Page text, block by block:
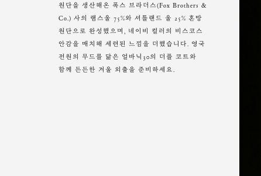
원단을 생산해온 폭스 브라더스(Fox Brothers &
Co.) 사의 램스울 75%와 셔틀랜드 울 25% 혼방
원단으로 완성했으며, 네이비 컬러의 비스코스
안감을 매치해 세련된 느낌을 더했습니다. 영국
전원의 무드를 닮은 얼바닉30의 더플 코트와
함께 든든한 겨울 외출을 준비하세요.